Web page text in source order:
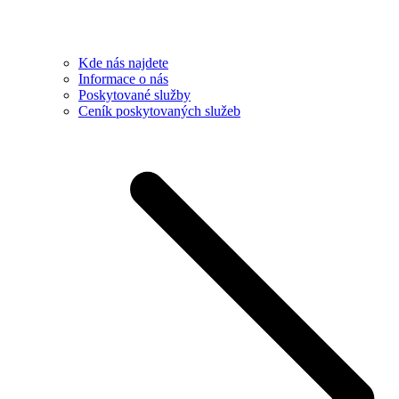
Kde nás najdete
Informace o nás
Poskytované služby
Ceník poskytovaných služeb